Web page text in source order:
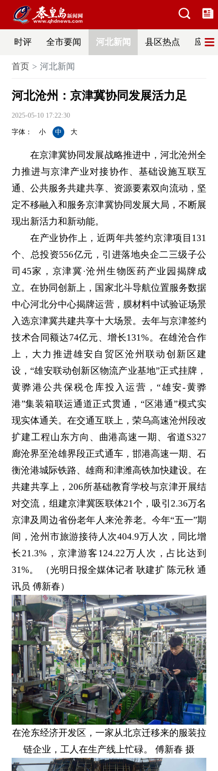
时评 全市要闻 河北新闻 县区热点 应急
首页 河北新闻
河北沧州：京津冀协同发展活力足
2025-05-10 17:22:30
字体： 小 中 大
在京津冀协同发展战略推进中，河北沧州全
力推进与京津产业对接协作、基础设施互联互
通、公共服务共建共享、资源要素双向流动，坚
定不移融入和服务京津冀协同发展大局，不断展
现出新活力和新动能。
在产业协作上，近两年共签约京津项目131
个、总投资556亿元，引进落地央企二三级子公
司45家，京津冀·沧州生物医药产业园揭牌成
立。在协同创新上，国家北斗导航位置服务数据
中心河北分中心揭牌运营，膜材料中试验证场景
入选京津冀共建共享十大场景。去年与京津签约
技术合同额达74亿元、增长131%。在雄沧合作
上，大力推进雄安自贸区沧州联动创新区建
设，“雄安联动创新区物流产业基地”正式挂牌，
黄骅港公共保税仓库投入运营，“雄安-黄骅
港”集装箱联运通道正式贯通，“区港通”模式实
现实体通关。在交通互联上，荣乌高速沧州段改
扩建工程山东方向、曲港高速一期、省道S327
廊沧界至沧雄界段正式通车，邯港高速一期、石
衡沧港城际铁路、雄商和津潍高铁加快建设。在
共建共享上，206所基础教育学校与京津开展结
对交流，组建京津冀医联体21个，吸引2.36万名
京津及周边省份老年人来沧养老。今年“五一”期
间，沧州市旅游接待人次404.9万人次，同比增
长21.3%，京津游客124.22万人次，占比达到
31%。 （光明日报全媒体记者 耿建扩 陈元秋 通
讯员 傅新春）
在沧东经济开发区，一家从北京迁移来的服装拉
链企业，工人在生产线上忙碌。 傅新春 摄